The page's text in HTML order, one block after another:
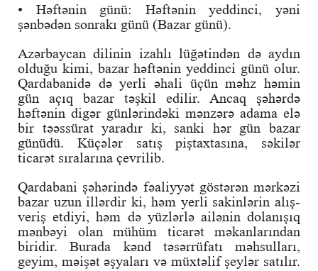
• Həftənin günü: Həftənin yeddinci, yəni
şənbədən sonrakı günü (Bazar günü).
Azərbaycan dilinin izahlı lüğətindən də aydın
olduğu kimi, bazar həftənin yeddinci günü olur.
Qardabanidə də yerli əhali üçün məhz həmin
gün açıq bazar təşkil edilir. Ancaq şəhərdə
həftənin digər günlərindəki mənzərə adama elə
bir təəssürat yaradır ki, sanki hər gün bazar
günüdü. Küçələr satış piştaxtasına, səkilər
ticarət sıralarına çevrilib.
Qardabani şəhərində fəaliyyət göstərən mərkəzi
bazar uzun illərdir ki, həm yerli sakinlərin alış-
veriş etdiyi, həm də yüzlərlə ailənin dolanışıq
mənbəyi olan mühüm ticarət məkanlarından
biridir. Burada kənd təsərrüfatı məhsulları,
geyim, məişət əşyaları və müxtəlif şeylər satılır.